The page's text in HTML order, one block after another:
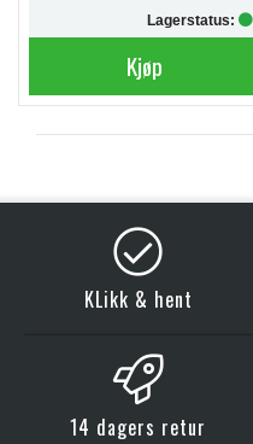
Lagerstatus:
Kjøp
KLikk & hent
14 dagers retur